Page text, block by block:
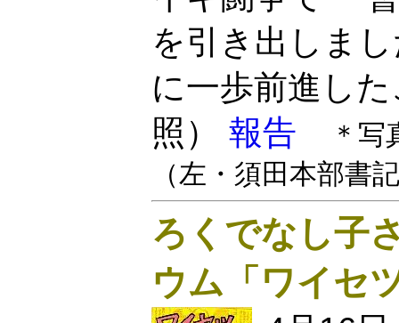
を引き出しま
に一歩前進し
照） 報告
＊
（左・須田本部書
ろくでなし子
ウム「ワイセ